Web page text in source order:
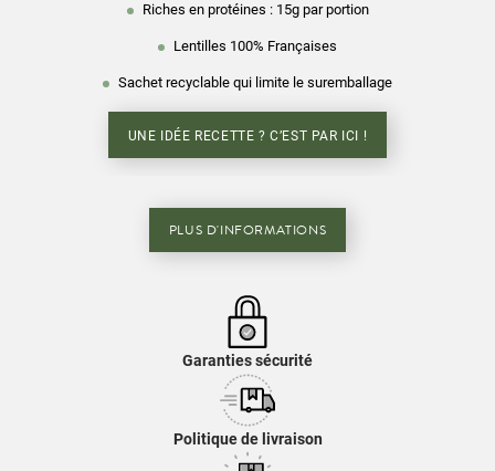
Riches en protéines : 15g par portion
Lentilles 100% Françaises
Sachet recyclable qui limite le suremballage
UNE IDÉE RECETTE ? C’EST PAR ICI !
PLUS D'INFORMATIONS
Garanties sécurité
Politique de livraison